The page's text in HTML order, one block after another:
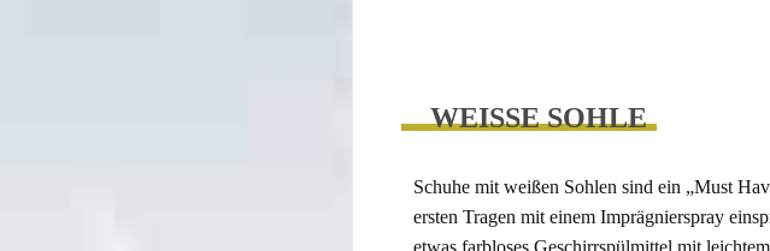
WEISSE SOHLE
Schuhe mit weißen Sohlen sind ein „Must
ersten Tragen mit einem Imprägnierspray